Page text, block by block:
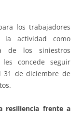
los trabajadores
la actividad como
de los siniestros
concede seguir
31 de diciembre de
resiliencia frente a